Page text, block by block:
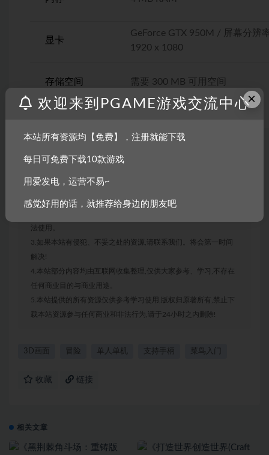
显卡
存储空间
GeForce GTX 950M / 屏幕分辨
1920 x 1080
需要 300 MB 可用空间
1.本站部分内容转载自其它媒体,但并不代表本站赞同其观点和对
其真实性负责。
法使用。
3.如果本站有侵犯、不妥之处的资源,请联系我们。将会第一时间
解决!
4.本站部分内容均由互联网收集整理,仅供大家参考、学习,不存在
任何商业目的与商业用途。
5.本站提供的所有资源仅供参考学习使用,版权归原著所有,禁止下
载本站资源参与任何商业和非法行为,请于24小时之内删除!
3D画面 冒险 单人单机 支持手柄 菜鸟入门
收藏 链接
相关文章
×
欢迎来到PGAME游戏交流中心
本站所有资源均【免费】，注册就能下载
每日可免费下载10款游戏
用爱发电，运营不易~
感觉好用的话，就推荐给身边的朋友吧